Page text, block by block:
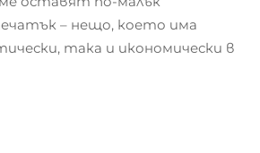
– нещо, което има
така и икономически в